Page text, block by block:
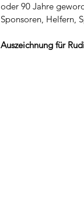
oder 90 Jahre
Sponsoren, Helfern,
Auszeichnung für